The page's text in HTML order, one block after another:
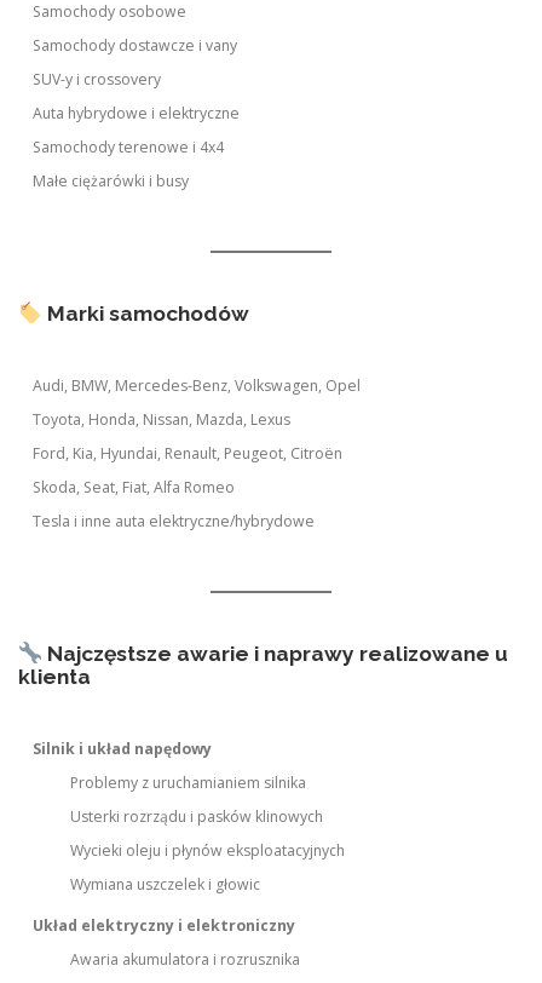
Samochody osobowe
Samochody dostawcze i vany
SUV-y i crossovery
Auta hybrydowe i elektryczne
Samochody terenowe i 4x4
Małe ciężarówki i busy
Marki samochodów
Audi, BMW, Mercedes-Benz, Volkswagen, Opel
Toyota, Honda, Nissan, Mazda, Lexus
Ford, Kia, Hyundai, Renault, Peugeot, Citroën
Skoda, Seat, Fiat, Alfa Romeo
Tesla i inne auta elektryczne/hybrydowe
Najczęstsze awarie i naprawy realizowane u
klienta
Silnik i układ napędowy
Problemy z uruchamianiem silnika
Usterki rozrządu i pasków klinowych
Wycieki oleju i płynów eksploatacyjnych
Wymiana uszczelek i głowic
Układ elektryczny i elektroniczny
Awaria akumulatora i rozrusznika